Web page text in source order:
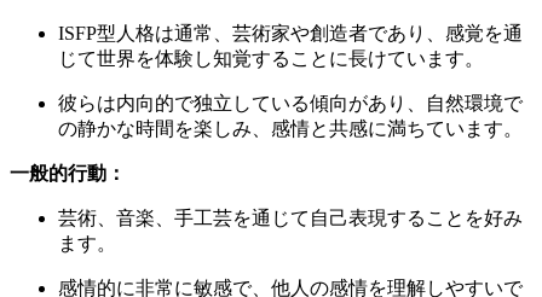
ISFP型人格は通常、芸術家や創造者であり、感覚を通
じて世界を体験し知覚することに長けています。
彼らは内向的で独立している傾向があり、自然環境で
の静かな時間を楽しみ、感情と共感に満ちています。
一般的行動：
芸術、音楽、手工芸を通じて自己表現することを好み
ます。
感情的に非常に敏感で、他人の感情を理解しやすいで